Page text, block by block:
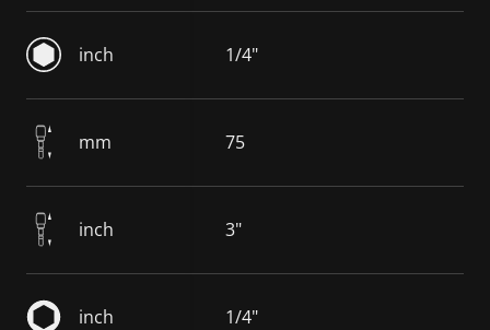
inch 1/4"
mm 75
inch 3"
inch 1/4"